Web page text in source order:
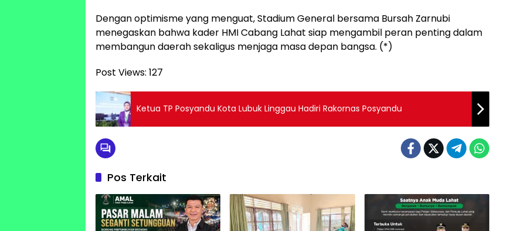
Dengan optimisme yang menguat, Stadium General bersama Bursah Zarnubi
menegaskan bahwa kader HMI Cabang Lahat siap mengambil peran penting dalam
membangun daerah sekaligus menjaga masa depan bangsa. (*)
Post Views: 127
Ketua TP Posyandu Kota Lubuk Linggau Hadiri Rakornas Posyandu ‎
Pos Terkait